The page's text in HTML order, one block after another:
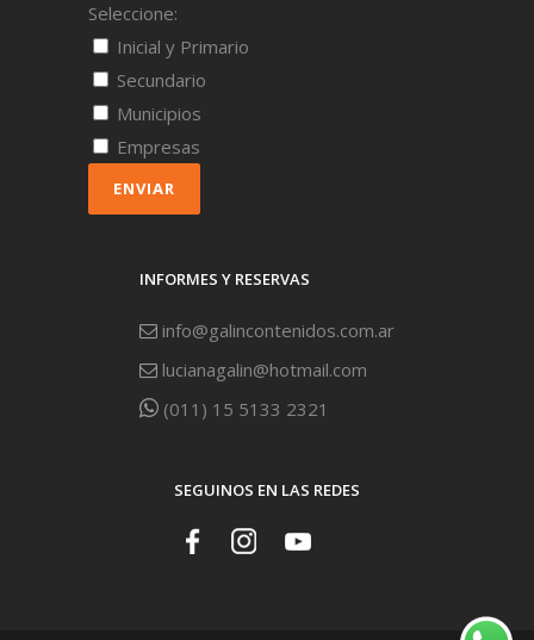
Seleccione:
Inicial y Primario
Secundario
Municipios
Empresas
ENVIAR
INFORMES Y RESERVAS
info@galincontenidos.com.ar
lucianagalin@hotmail.com
(011) 15 5133 2321
SEGUINOS EN LAS REDES